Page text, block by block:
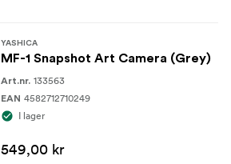
YASHICA
MF-1 Snapshot Art Camera (Grey)
Art.nr. 133563
EAN 4582712710249
I lager
549,00 kr